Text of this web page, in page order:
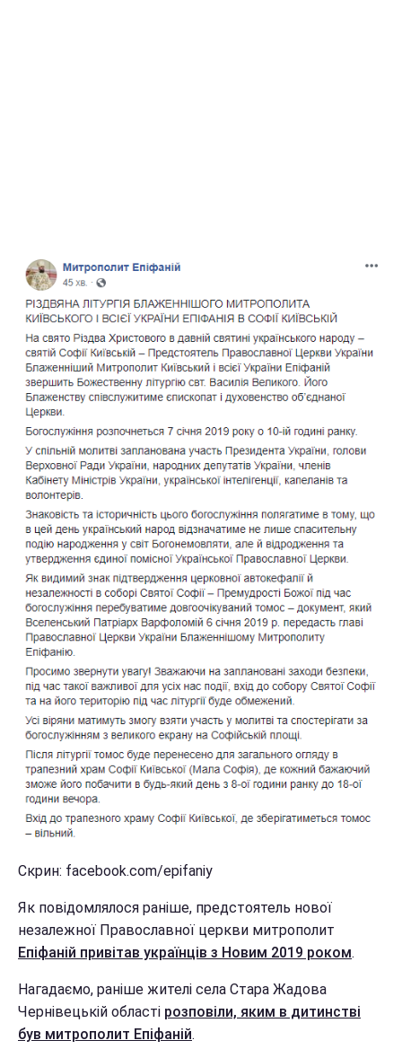
Скрин: facebook.com/epifaniy
Як повідомлялося раніше, предстоятель нової
незалежної Православної церкви митрополит
Епіфаній привітав українців з Новим 2019 роком.
Нагадаємо, раніше жителі села Стара Жадова
Чернівецькій області розповіли, яким в дитинстві
був митрополит Епіфаній.